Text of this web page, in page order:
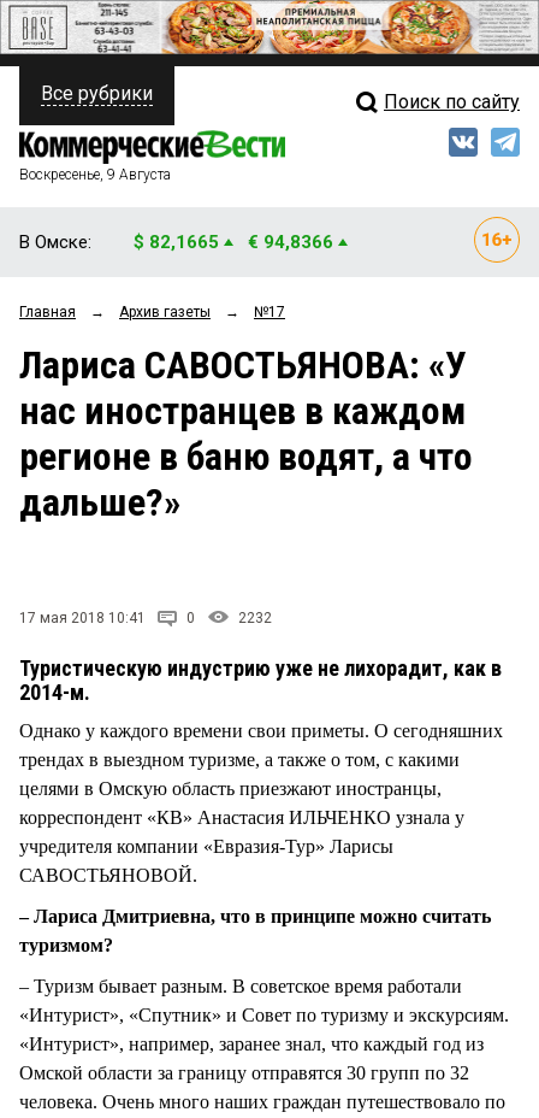
ПОЛИТИКА
ФИНАНСЫ
ОБЩЕСТВО
ЗАКОН
НОВОСТИ КОМПАНИЙ
ПРОИСШЕСТВИЯ
Свежий выпуск
Рейтинги
Блоги
Архив
Все рубрики Поиск по сайту
Воскресенье, 9 Августа
В Омске: $ 82,1665 € 94,8366
Главная → Архив газеты → №17
Лариса САВОСТЬЯНОВА: «У
нас иностранцев в каждом
регионе в баню водят, а что
дальше?»
17 мая 2018 10:41 0 2232
Туристическую индустрию уже не лихорадит, как в
2014-м.
Однако у каждого времени свои приметы. О сегодняшних
трендах в выездном туризме, а также о том, с какими
целями в Омскую область приезжают иностранцы,
корреспондент «КВ» Анастасия ИЛЬЧЕНКО узнала у
учредителя компании «Евразия-Тур» Ларисы
САВОСТЬЯНОВОЙ.
– Лариса Дмитриевна, что в принципе можно считать
туризмом?
– Туризм бывает разным. В советское время работали
«Интурист», «Спутник» и Совет по туризму и экскурсиям.
«Интурист», например, заранее знал, что каждый год из
Омской области за границу отправятся 30 групп по 32
человека. Очень много наших граждан путешествовало по